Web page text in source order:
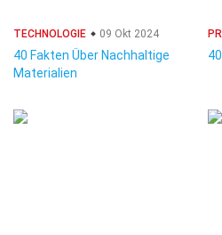
TECHNOLOGIE 09 Okt 2024
40 Fakten Über Nachhaltige
Materialien